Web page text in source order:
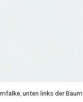
unten links der